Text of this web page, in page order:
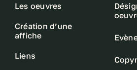
Les oeuvres
Création d’une
affiche
Liens